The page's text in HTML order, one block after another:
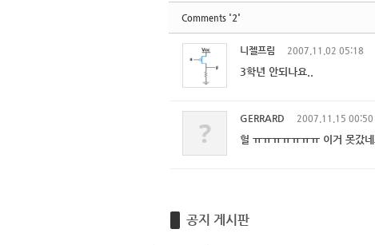
Comments '2'
니젤프림 2007.11.02 05:18
3학년 안되나요..
? GERRARD 2007.11.15 00:50
헐 ㅠㅠㅠㅠㅠㅠㅠ 이거 못갔
공지 게시판